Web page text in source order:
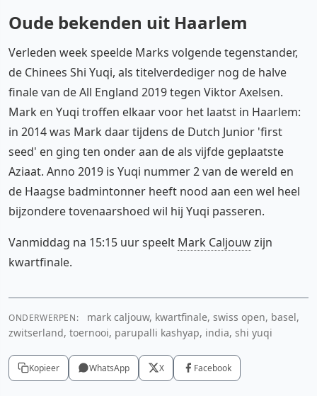
Oude bekenden uit Haarlem
Verleden week speelde Marks volgende tegenstander,
de Chinees Shi Yuqi, als titelverdediger nog de halve
finale van de All England 2019 tegen Viktor Axelsen.
Mark en Yuqi troffen elkaar voor het laatst in Haarlem:
in 2014 was Mark daar tijdens de Dutch Junior 'first
seed' en ging ten onder aan de als vijfde geplaatste
Aziaat. Anno 2019 is Yuqi nummer 2 van de wereld en
de Haagse badmintonner heeft nood aan een wel heel
bijzondere tovenaarshoed wil hij Yuqi passeren.
Vanmiddag na 15:15 uur speelt Mark Caljouwzijn
kwartfinale.
ONDERWERPEN:
mark caljouw, kwartfinale, swiss open, basel,
zwitserland, toernooi, parupalli kashyap, india, shi yuqi
Kopieer WhatsApp X Facebook